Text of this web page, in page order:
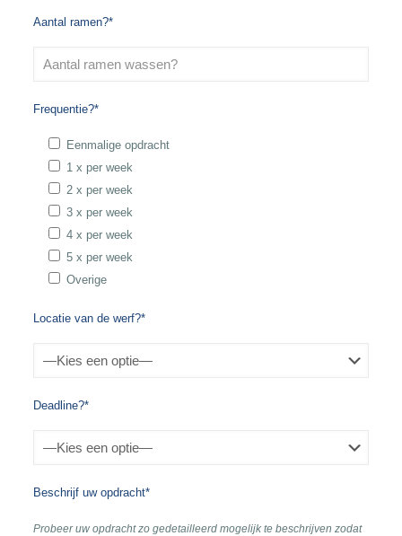
Aantal ramen?*
Frequentie?*
Eenmalige opdracht
1 x per week
2 x per week
3 x per week
4 x per week
5 x per week
Overige
Locatie van de werf?*
Deadline?*
Beschrijf uw opdracht*
Probeer uw opdracht zo gedetailleerd mogelijk te beschrijven zodat